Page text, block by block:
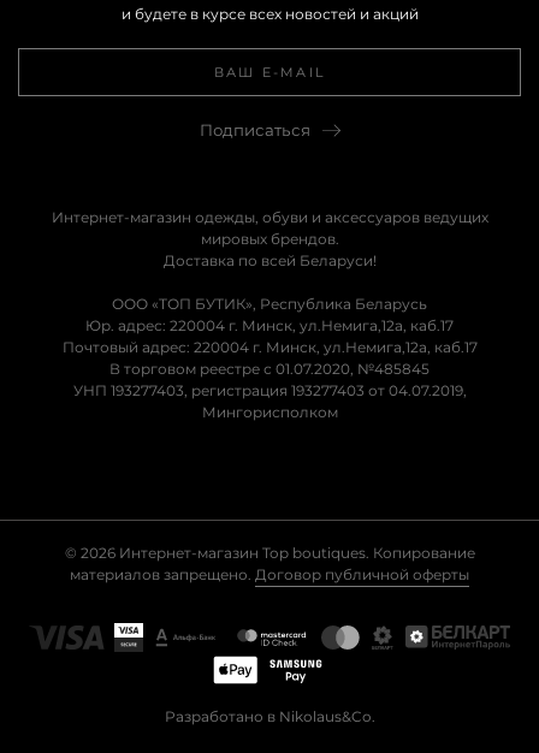
и будете в курсе всех новостей и акций
Подписаться
Интернет-магазин одежды, обуви и аксессуаров ведущих
мировых брендов.
Доставка по всей Беларуси!
ООО «ТОП БУТИК», Республика Беларусь
Юр. адрес: 220004 г. Минск, ул.Немига,12а, каб.17
Почтовый адрес: 220004 г. Минск, ул.Немига,12а, каб.17
В торговом реестре с 01.07.2020, №485845
УНП 193277403, регистрация 193277403 от 04.07.2019,
Мингорисполком
© 2026 Интернет-магазин Top boutiques. Копирование
материалов запрещено. Договор публичной оферты
Разработано в Nikolaus&Co.